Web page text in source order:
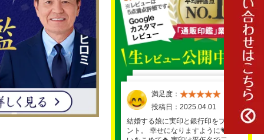
満足度：
投稿日：2025.04.01
結婚する娘に実印と銀行印をプレゼ
ント。 幸せになりますように💗と願
満足度：
投稿日：2025.03.17
満足度：
投稿日：2025.03.29
満足度：
投稿日：2025.03.26
満足度：
投稿日：2025.03.30